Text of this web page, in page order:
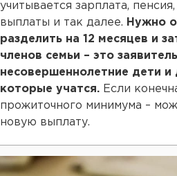
учитывается зарплата,
выплаты и так далее. Нужно
разделить на 12 месяцев и
членов семьи – это
несовершеннолетние дети и
которые учатся. Если
прожиточного минимума –
новую выплату.